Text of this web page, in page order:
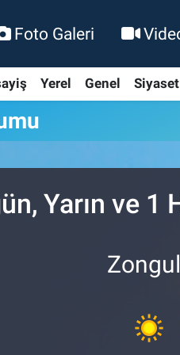
Foto Galeri
Yerel Genel Siyaset
Yarın ve 1